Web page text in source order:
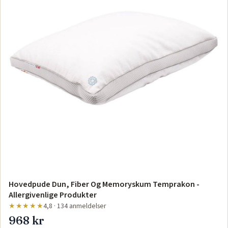
Hovedpude Dun, Fiber Og Memoryskum Temprakon -
Allergivenlige Produkter
★★★★★4,8 · 134 anmeldelser
968 kr